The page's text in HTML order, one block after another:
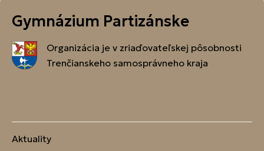
Gymnázium Partizánske
Organizácia je v zriaďovateľskej pôsobnosti
Trenčianskeho samosprávneho kraja
Aktuality